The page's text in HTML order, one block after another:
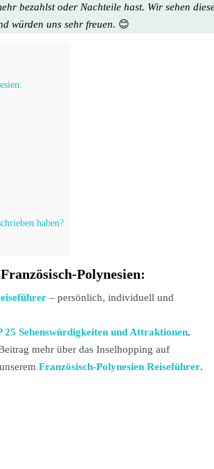
bezahlst oder Nachteile hast. Wir sehen
würden uns sehr freuen. 😊
haben?
Polynesien:
– persönlich, individuell und
25 Sehenswürdigkeiten und Attraktionen.
mehr über das Inselhopping auf
Französisch-Polynesien Reiseführer.